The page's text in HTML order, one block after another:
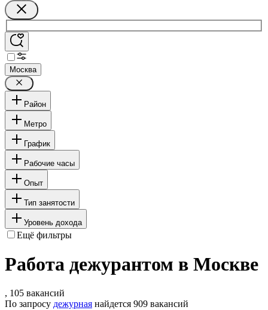
Москва
Район
Метро
График
Рабочие часы
Опыт
Тип занятости
Уровень дохода
Ещё фильтры
Работа дежурантом в Москве
, 105 вакансий
По запросу дежурная найдется 909 вакансий